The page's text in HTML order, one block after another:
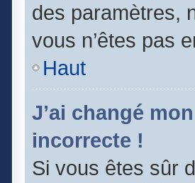
des paramètres,
vous n’êtes pas
Haut
J’ai changé
incorrecte !
Si vous êtes sûr